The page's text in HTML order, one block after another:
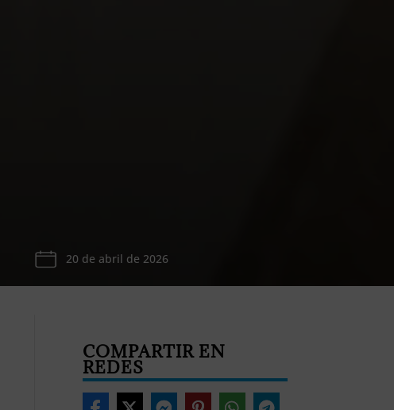
20 de abril de 2026
COMPARTIR EN
REDES